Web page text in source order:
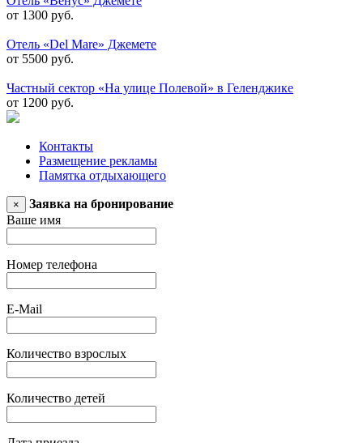
от 1300 руб.
Отель «Del Mare» Джемете
от 5500 руб.
Частный сектор «На улице Полевой» в Геленджике
от 1200 руб.
Контакты
Размещение рекламы
Памятка отдыхающего
×
Заявка на бронирование
Ваше имя
Номер телефона
E-Mail
Количество взрослых
Количество детей